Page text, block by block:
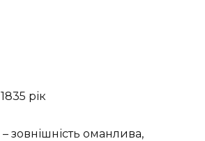
1835 рік
– зовнішність оманлива,